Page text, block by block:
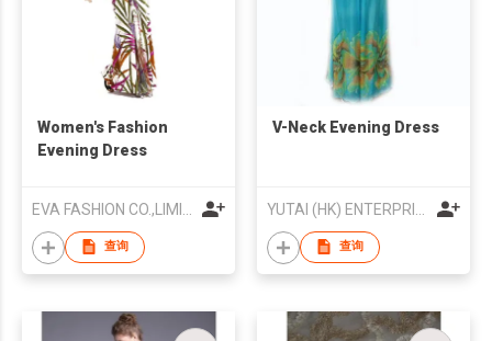
Women's Fashion
Evening Dress
查询
V-Neck Evening Dress
查询